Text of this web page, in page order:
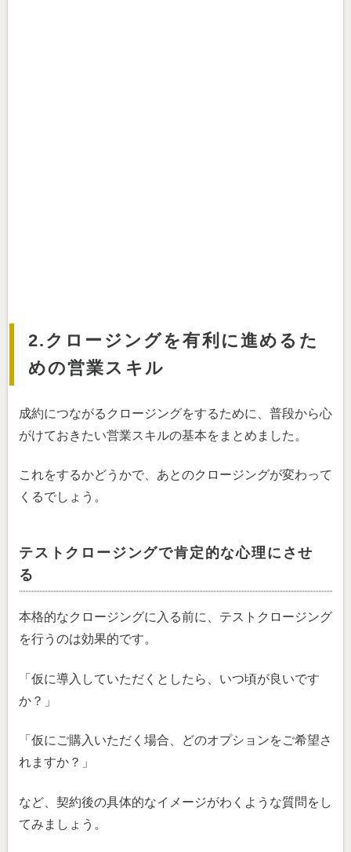
2.クロージングを有利に進めるた
めの営業スキル
成約につながるクロージングをするために、普段から心
がけておきたい営業スキルの基本をまとめました。
これをするかどうかで、あとのクロージングが変わって
くるでしょう。
テストクロージングで肯定的な心理にさせ
る
本格的なクロージングに入る前に、テストクロージング
を行うのは効果的です。
「仮に導入していただくとしたら、いつ頃が良いです
か？」
「仮にご購入いただく場合、どのオプションをご希望さ
れますか？」
など、契約後の具体的なイメージがわくような質問をし
てみましょう。